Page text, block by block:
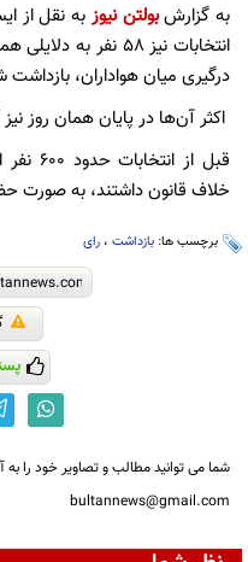
به گزارشبولتن نیوز به نقل از
انتخابات نیز ۵۸
درگیری میان هواداران، بازداشت
اکثر آن‌ها در پایان همان روز
قبل
خلاف قانون داشتند، به صورت
برچسب ها: بازداشت ، رای
شما می توانید مطالب و تصاویر خود را به
bultannews@gmail.com